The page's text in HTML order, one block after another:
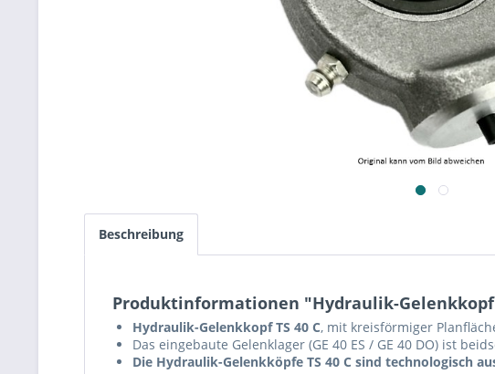
Beschreibung
Produktinformationen "Hydraulik-Gelenkkopf TS-
Hydraulik-Gelenkkopf TS 40 C, mit kreisförmiger
Das eingebaute Gelenklager (GE 40 ES / GE 40 DO) ist
Die Hydraulik-Gelenkköpfe TS 40 C sind technologisch